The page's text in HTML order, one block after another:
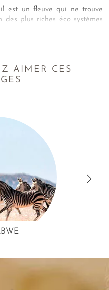
est un fleuve qui ne trouve
plus riches éco systèmes
d'explorateur, prenez vos
AIMER CES